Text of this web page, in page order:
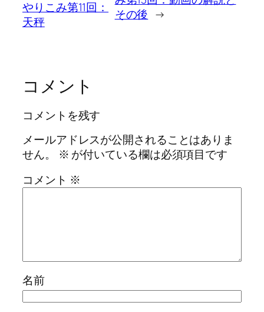
やりこみ第11回：
天秤
その後 →
コメント
コメントを残す
メールアドレスが公開されることはありま
せん。
※ が付いている欄は必須項目です
コメント ※
名前